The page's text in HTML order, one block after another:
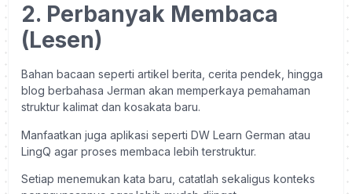
2. Perbanyak Membaca
(Lesen)
Bahan bacaan seperti artikel berita, cerita pendek, hingga
blog berbahasa Jerman akan memperkaya pemahaman
struktur kalimat dan kosakata baru.
Manfaatkan juga aplikasi seperti DW Learn German atau
LingQ agar proses membaca lebih terstruktur.
Setiap menemukan kata baru, catatlah sekaligus konteks